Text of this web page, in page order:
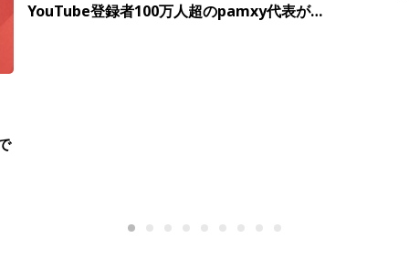
YouTube登録者100万人超のpamxy代表が…